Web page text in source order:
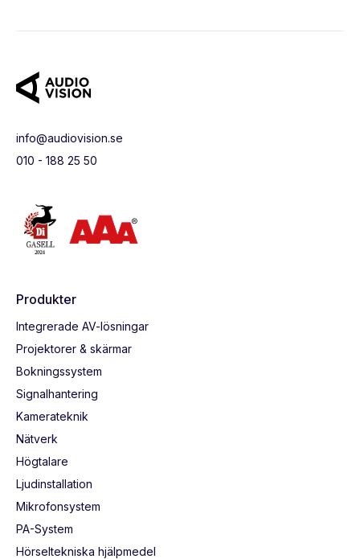
info@audiovision.se
010 - 188 25 50
Produkter
Integrerade AV-lösningar
Projektorer & skärmar
Bokningssystem
Signalhantering
Kamerateknik
Nätverk
Högtalare
Ljudinstallation
Mikrofonsystem
PA-System
Hörseltekniska hjälpmedel